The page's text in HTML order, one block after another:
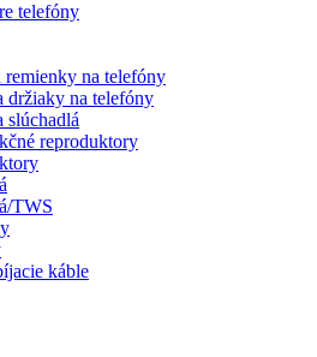
telefóny
remienky na telefóny
držiaky na telefóny
slúchadlá
reproduktory
TWS
káble